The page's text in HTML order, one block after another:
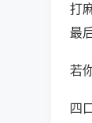
打
最
若
四